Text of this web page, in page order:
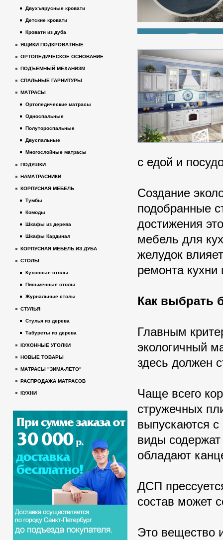
с едой и
Создание
подобранные
достижения
мебель для
желудок
ремонта кухни
Как выбрать
Главным
экологичный
здесь должен
Чаще всего
стружечных
выпускаются
виды
обладают
ДСП
состав может
Это вещество
Двухъярусные кровати
Детские кровати
Кровати из дуба
ЯЩИКИ ПОДКРОВАТНЫЕ
ОРТОПЕДИЧЕСКОЕ ОСНОВАНИЕ
ПОДЪЕМНЫЙ МЕХАНИЗМ
СПАЛЬНЫЕ ГАРНИТУРЫ
МАТРАСЫ
Ортопедические матрасы
Односпальные
Полутороспальные
Двуспальные
Многослойные матрасы
ПОДУШКИ
НАМАТРАСНИКИ
КОРПУСНАЯ МЕБЕЛЬ
Тумбы
Комоды
Шкафы из дерева
Шкафы Кардинал
КОРПУСНАЯ МЕБЕЛЬ ИЗ ДУБА
СТОЛЫ
Кухонные столы
Письменные столы
Журнальные столы
СТУЛЬЯ
Стулья из дерева
Табуреты из дерева
КУХОННЫЕ УГОЛКИ
НОВЫЕ ТОВАРЫ
МАТРАСЫ "ЗИМА-ЛЕТО"
РАСПРОДАЖА МАТРАСОВ
КУХНИ